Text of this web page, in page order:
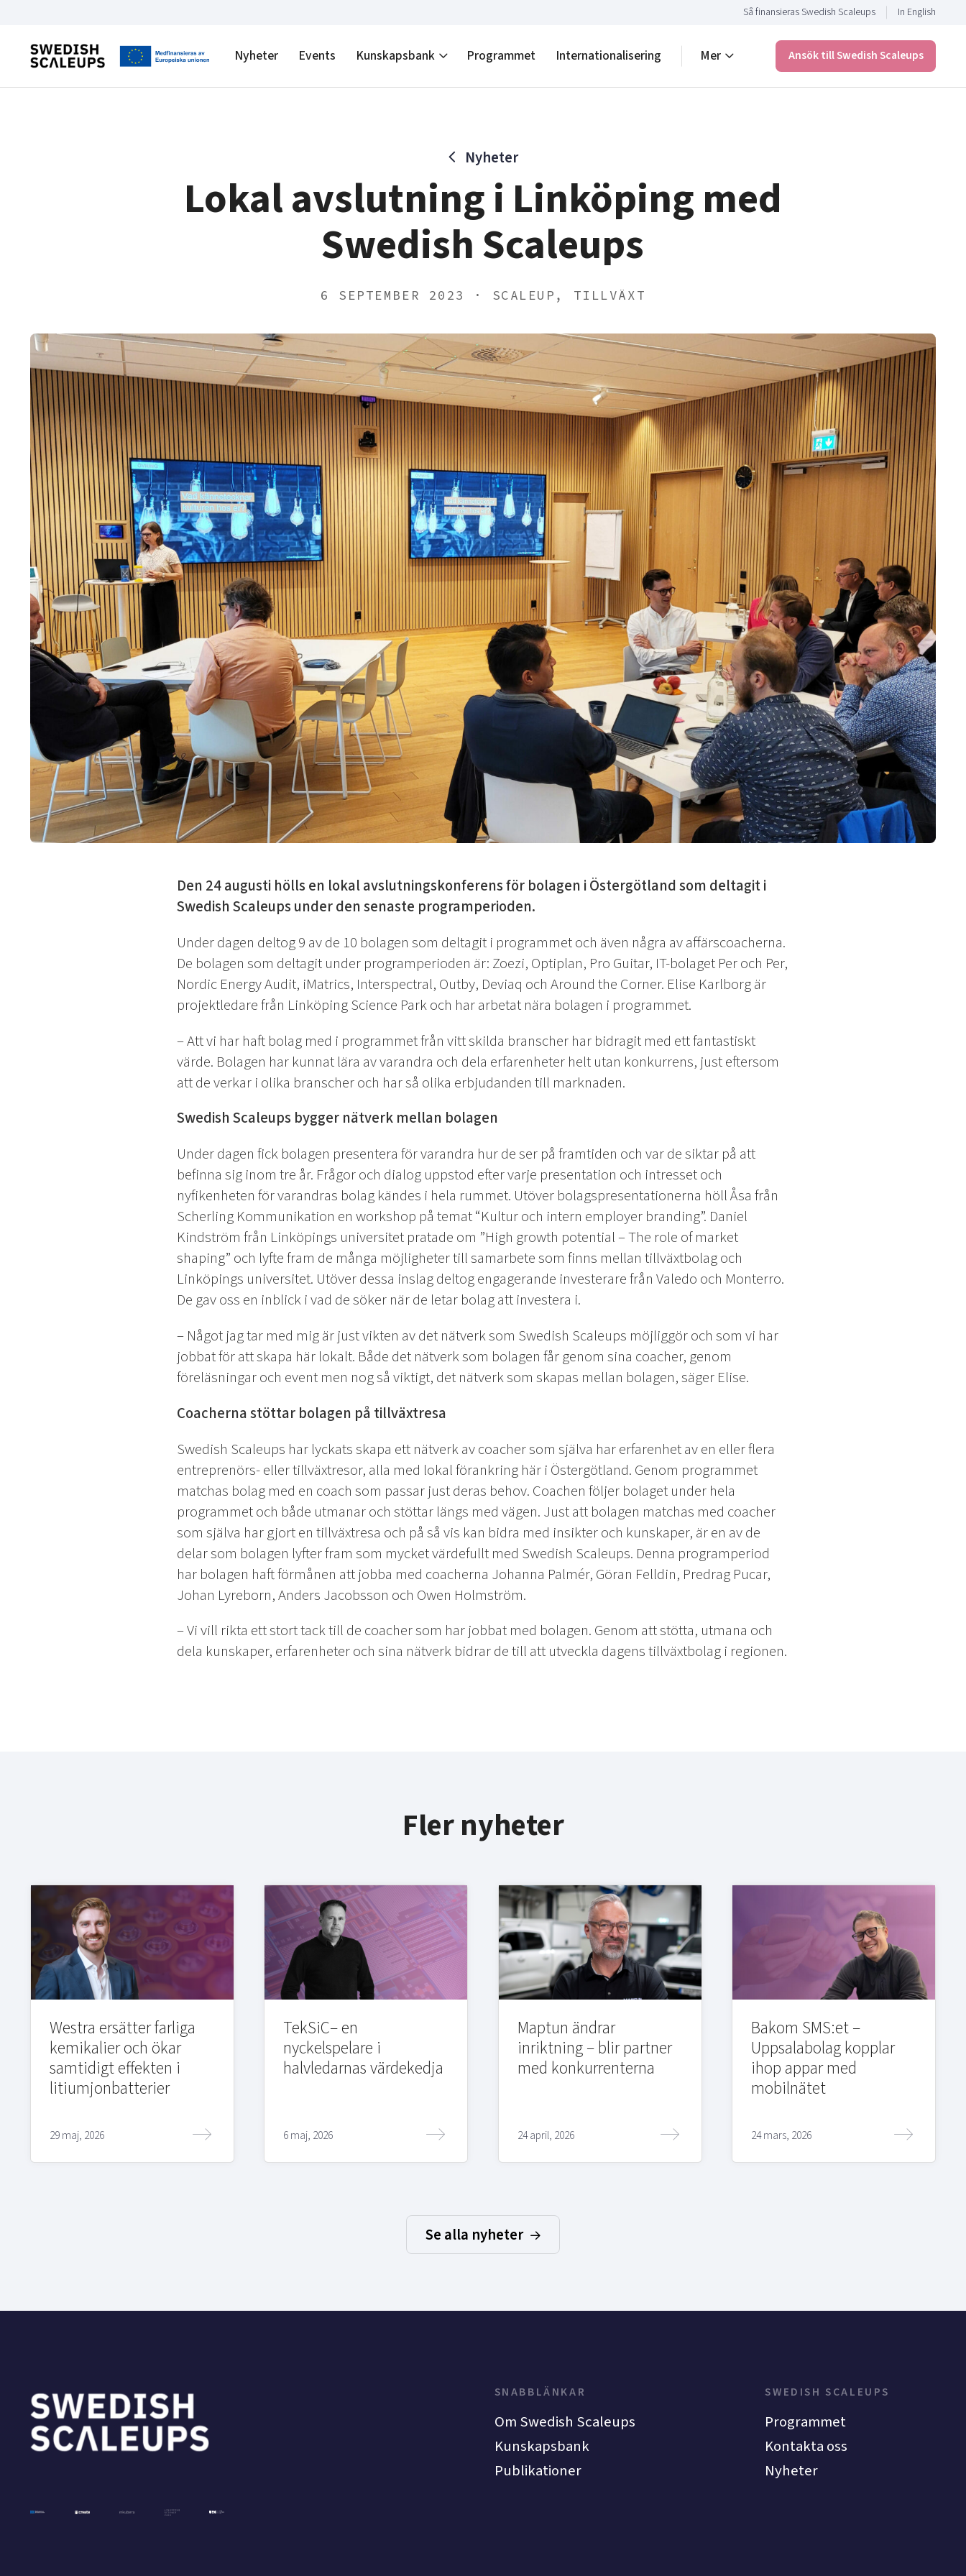
Så finansieras Swedish Scaleups In English
Nyheter Events Kunskapsbank Programmet Internationalisering Mer Ansök till Swedish Scaleups
Nyheter
Lokal avslutning i Linköping med
Swedish Scaleups
6 SEPTEMBER 2023 · SCALEUP, TILLVÄXT
Den 24 augusti hölls en lokal avslutningskonferens för bolagen i Östergötland som deltagit i
Swedish Scaleups under den senaste programperioden.
Under dagen deltog 9 av de 10 bolagen som deltagit i programmet och även några av affärscoacherna.
De bolagen som deltagit under programperioden är: Zoezi, Optiplan, Pro Guitar, IT-bolaget Per och Per,
Nordic Energy Audit, iMatrics, Interspectral, Outby, Deviaq och Around the Corner. Elise Karlborg är
projektledare från Linköping Science Park och har arbetat nära bolagen i programmet.
– Att vi har haft bolag med i programmet från vitt skilda branscher har bidragit med ett fantastiskt
värde. Bolagen har kunnat lära av varandra och dela erfarenheter helt utan konkurrens, just eftersom
att de verkar i olika branscher och har så olika erbjudanden till marknaden.
Swedish Scaleups bygger nätverk mellan bolagen
Under dagen fick bolagen presentera för varandra hur de ser på framtiden och var de siktar på att
befinna sig inom tre år. Frågor och dialog uppstod efter varje presentation och intresset och
nyfikenheten för varandras bolag kändes i hela rummet. Utöver bolagspresentationerna höll Åsa från
Scherling Kommunikation en workshop på temat “Kultur och intern employer branding”. Daniel
Kindström från Linköpings universitet pratade om ”High growth potential – The role of market
shaping” och lyfte fram de många möjligheter till samarbete som finns mellan tillväxtbolag och
Linköpings universitet. Utöver dessa inslag deltog engagerande investerare från Valedo och Monterro.
De gav oss en inblick i vad de söker när de letar bolag att investera i.
– Något jag tar med mig är just vikten av det nätverk som Swedish Scaleups möjliggör och som vi har
jobbat för att skapa här lokalt. Både det nätverk som bolagen får genom sina coacher, genom
föreläsningar och event men nog så viktigt, det nätverk som skapas mellan bolagen, säger Elise.
Coacherna stöttar bolagen på tillväxtresa
Swedish Scaleups har lyckats skapa ett nätverk av coacher som själva har erfarenhet av en eller flera
entreprenörs- eller tillväxtresor, alla med lokal förankring här i Östergötland. Genom programmet
matchas bolag med en coach som passar just deras behov. Coachen följer bolaget under hela
programmet och både utmanar och stöttar längs med vägen. Just att bolagen matchas med coacher
som själva har gjort en tillväxtresa och på så vis kan bidra med insikter och kunskaper, är en av de
delar som bolagen lyfter fram som mycket värdefullt med Swedish Scaleups. Denna programperiod
har bolagen haft förmånen att jobba med coacherna Johanna Palmér, Göran Felldin, Predrag Pucar,
Johan Lyreborn, Anders Jacobsson och Owen Holmström.
– Vi vill rikta ett stort tack till de coacher som har jobbat med bolagen. Genom att stötta, utmana och
dela kunskaper, erfarenheter och sina nätverk bidrar de till att utveckla dagens tillväxtbolag i regionen.
Fler nyheter
Westra ersätter farliga
kemikalier och ökar
samtidigt effekten i
litiumjonbatterier
29 maj, 2026
TekSiC– en
nyckelspelare i
halvledarnas värdekedja
6 maj, 2026
Maptun ändrar
inriktning – blir partner
med konkurrenterna
24 april, 2026
Bakom SMS:et –
Uppsalabolag kopplar
ihop appar med
mobilnätet
24 mars, 2026
Se alla nyheter
SNABBLÄNKAR
Om Swedish Scaleups
Kunskapsbank
Publikationer
SWEDISH SCALEUPS
Programmet
Kontakta oss
Nyheter